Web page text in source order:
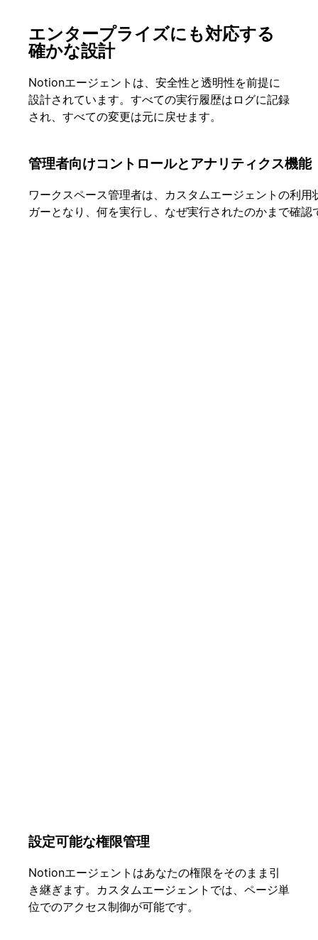
エンタープライズにも対応する
確かな設計
Notionエージェントは、安全性と透明性を前提に
設計されています。すべての実行履歴はログに記録
され、すべての変更は元に戻せます。
管理者向けコントロールとアナリティクス機能
ワークスペース管理者は、カスタムエージェントの利
ガーとなり、何を実行し、なぜ実行されたのかまで確認
設定可能な権限管理
Notionエージェントはあなたの権限をそのまま引
き継ぎます。カスタムエージェントでは、ページ単
位でのアクセス制御が可能です。